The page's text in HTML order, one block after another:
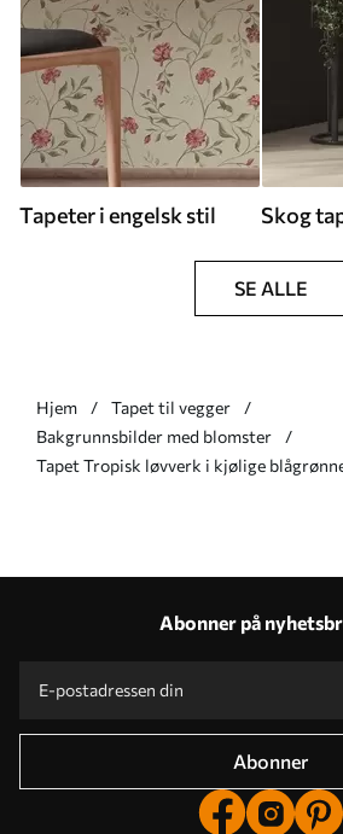
Tapeter i engelsk stil Skog
SE ALLE
Hjem
Tapet til vegger
Bakgrunnsbilder med blomster
Tapet Tropisk løvverk i kjølige
Abonner på
Abonner